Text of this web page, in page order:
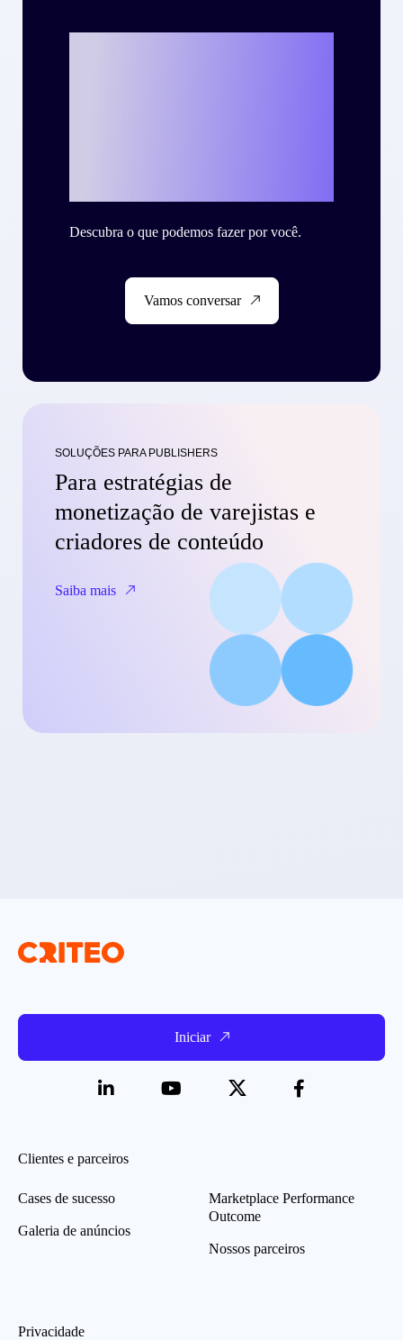
Descubra o que podemos fazer por você.
Vamos conversar
SOLUÇÕES PARA PUBLISHERS
Para estratégias de
monetização de varejistas e
criadores de conteúdo
Saiba mais
Iniciar
Clientes e parceiros
Cases de sucesso
Galeria de anúncios
Marketplace Performance
Outcome
Nossos parceiros
Privacidade